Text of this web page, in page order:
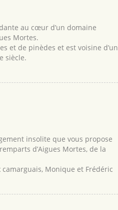
au cœur d’un domaine
Mortes.
et de pinèdes et est voisine d’un
siècle.
insolite que vous propose
d’Aigues Mortes, de la
Monique et Frédéric